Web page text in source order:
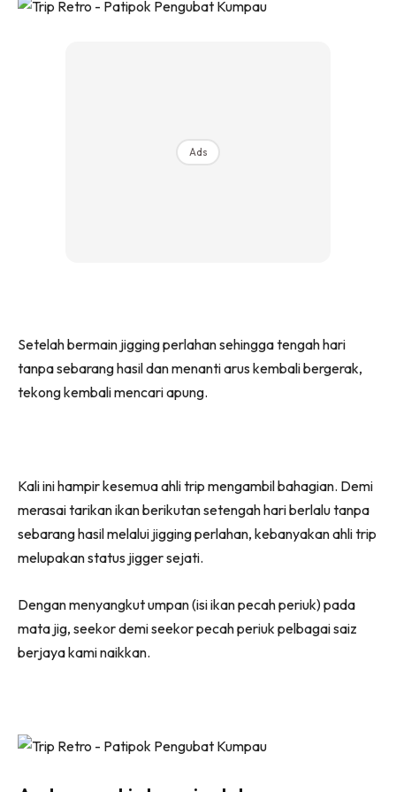
Ads
Setelah bermain jigging perlahan sehingga tengah hari
tanpa sebarang hasil dan menanti arus kembali bergerak,
tekong kembali mencari apung.
Kali ini hampir kesemua ahli trip mengambil bahagian. Demi
merasai tarikan ikan berikutan setengah hari berlalu tanpa
sebarang hasil melalui jigging perlahan, kebanyakan ahli trip
melupakan status jigger sejati.
Dengan menyangkut umpan (isi ikan pecah periuk) pada
mata jig, seekor demi seekor pecah periuk pelbagai saiz
berjaya kami naikkan.